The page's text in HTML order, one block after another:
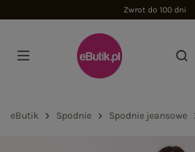
Zwrot do 100 dni
eButik Spodnie Spodnie jeansowe